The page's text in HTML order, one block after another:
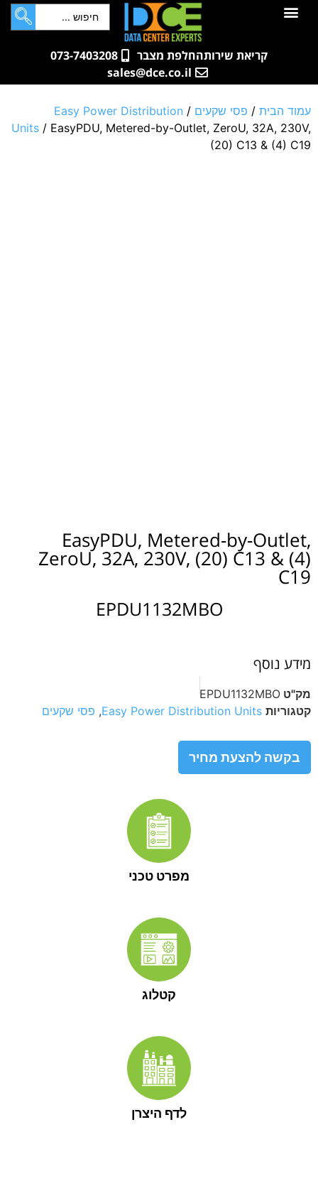
לתוכן
קריאת שירותהחלפת מצבר
073-7403208
sales@dce.co.il
עמוד הבית / פסי שקעים /
Easy Power Distribution
Units / EasyPDU, Metered-by-Outlet, ZeroU, 32A, 230V,
(20) C13 & (4) C19
EasyPDU, Metered-by-Outlet,
ZeroU, 32A, 230V, (20) C13 & (4)
C19
EPDU1132MBO
מידע נוסף
מק"ט EPDU1132MBO
קטגוריות Easy Power Distribution Units
, פסי שקעים
בקשה להצעת מחיר
מפרט טכני
קטלוג
לדף היצרן